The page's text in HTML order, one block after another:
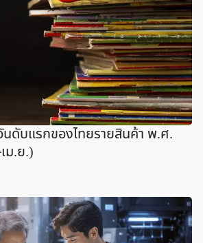
ดับแรกของไทยรายสินค้า พ.ศ.
ม.ย.)